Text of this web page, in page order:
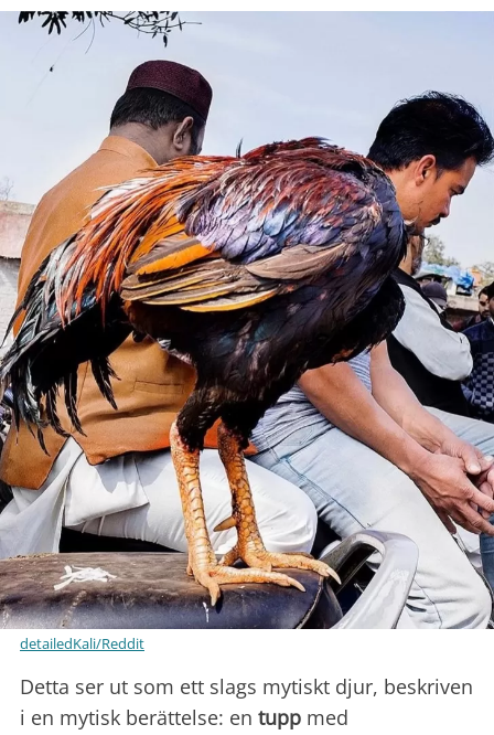
detailedKali/Reddit
Detta ser ut som ett slags mytiskt djur, beskriven
i en mytisk berättelse: en tupp med